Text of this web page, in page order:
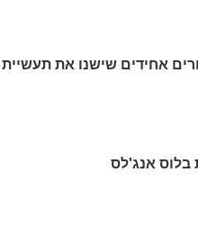
אחידים שישנו את תעשיית
בלוס אנג'לס